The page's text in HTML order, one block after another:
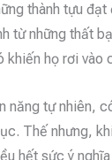
thành tựu
từ những thất
khiến họ rơi
năng tự nhiên,
Thế nhưng,
hết sức ý